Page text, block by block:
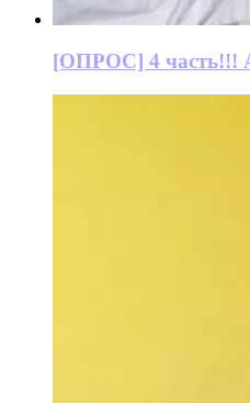
[ОПРОС] 4 часть!!!